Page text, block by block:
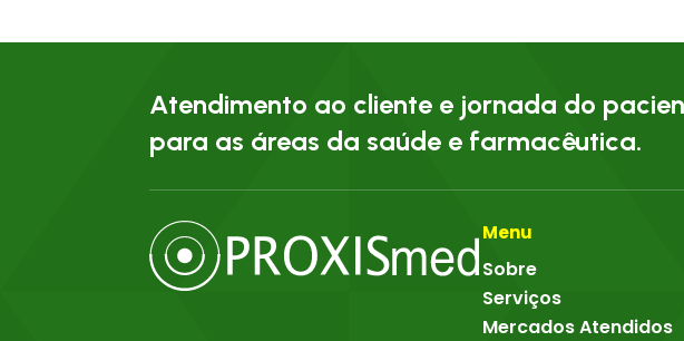
Atendimento ao cliente e jornada do
para as áreas da saúde e farmacêutica.
Menu
Sobre
Serviços
Mercados Atendidos